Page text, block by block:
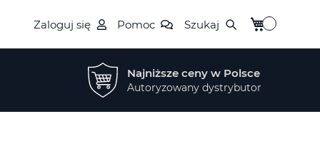
Zaloguj się Pomoc Szukaj Mój koszyk
Najniższe ceny w Polsce
Autoryzowany dystrybutor